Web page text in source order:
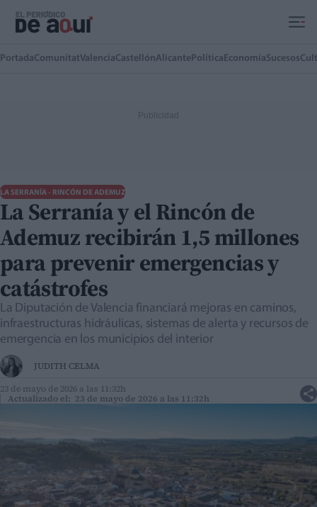
PortadaComunitatValenciaCastellónAlicante Política EconomíaSucesos
LA SERRANÍA - RINCÓN DE ADEMUZ
La Serranía y el Rincón de
Ademuz recibirán 1,5 millones
para prevenir emergencias y
catástrofes
La Diputación de Valencia financiará mejoras en caminos,
infraestructuras hidráulicas, sistemas de alerta y recursos de
emergencia en los municipios del interior
JUDITH CELMA
23 de mayo de 2026 a las 11:32h
Actualizado el: 23 de mayo de 2026 a las 11:32h